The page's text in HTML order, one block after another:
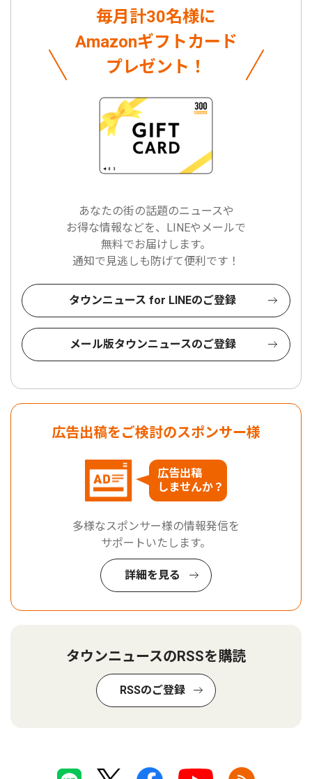
毎月計30名様に
Amazonギフトカード
プレゼント！
あなたの街の話題のニュースや
お得な情報などを、LINEやメールで
無料でお届けします。
通知で見逃しも防げて便利です！
タウンニュース for LINEのご登録
メール版タウンニュースのご登録
広告出稿をご検討のスポンサー様
広告出稿
しませんか？
多様なスポンサー様の情報発信を
サポートいたします。
詳細を見る
タウンニュースのRSSを購読
RSSのご登録